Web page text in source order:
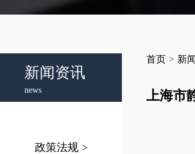
新闻资讯
news
政策法规 >
首页 > 新
上海市